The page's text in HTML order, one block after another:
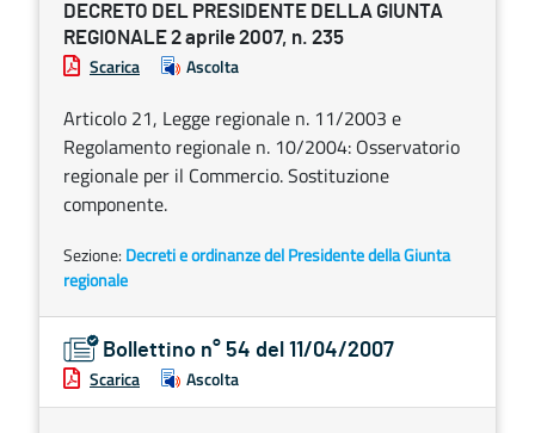
DECRETO DEL PRESIDENTE DELLA GIUNTA
REGIONALE 2 aprile 2007, n. 235
Scarica Ascolta
Articolo 21, Legge regionale n. 11/2003 e
Regolamento regionale n. 10/2004: Osservatorio
regionale per il Commercio. Sostituzione
componente.
Sezione: Decreti e ordinanze del Presidente della Giunta
regionale
Bollettino n° 54 del 11/04/2007
Scarica Ascolta